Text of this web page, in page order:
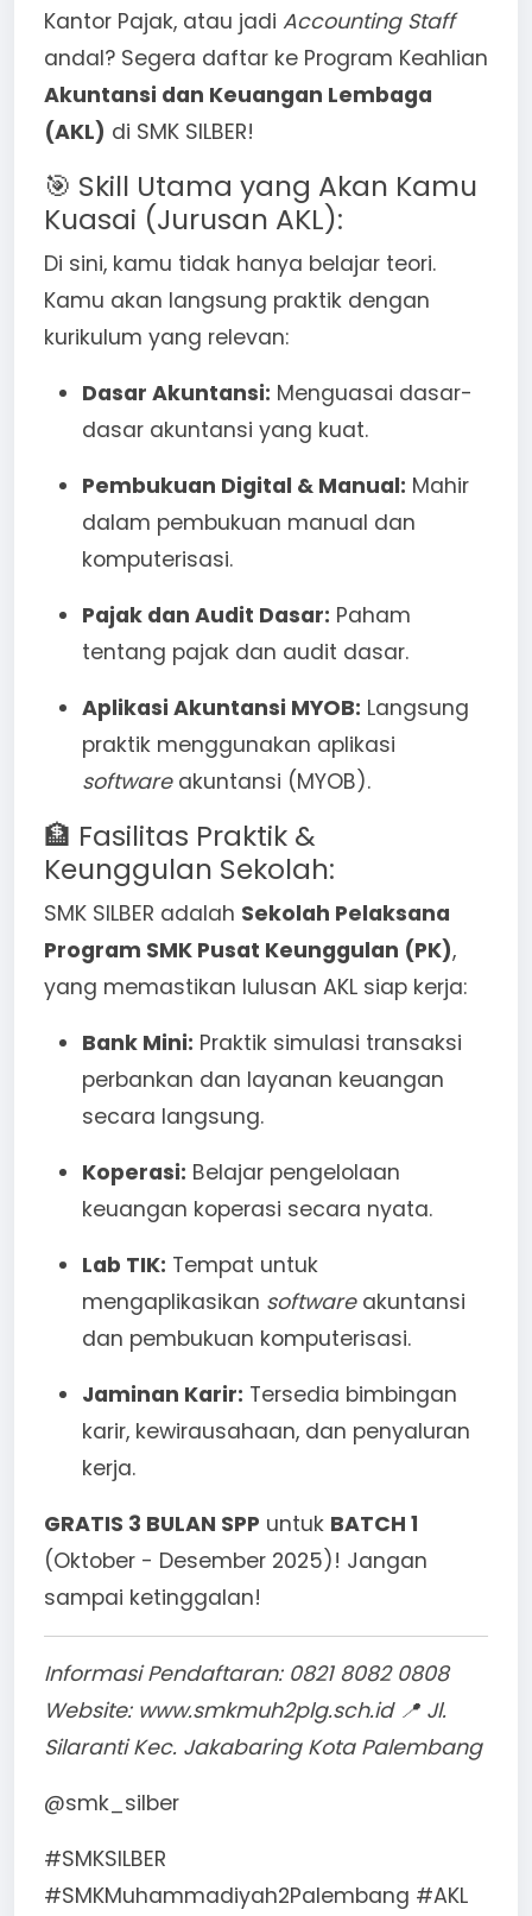
Kantor Pajak, atau jadi Accounting Staff
andal? Segera daftar ke Program Keahlian
Akuntansi dan Keuangan Lembaga
(AKL) di SMK SILBER!
🎯 Skill Utama yang Akan Kamu
Kuasai (Jurusan AKL):
Di sini, kamu tidak hanya belajar teori.
Kamu akan langsung praktik dengan
kurikulum yang relevan:
Dasar Akuntansi: Menguasai dasar-
dasar akuntansi yang kuat.
Pembukuan Digital & Manual: Mahir
dalam pembukuan manual dan
komputerisasi.
Pajak dan Audit Dasar: Paham
tentang pajak dan audit dasar.
Aplikasi Akuntansi MYOB: Langsung
praktik menggunakan aplikasi
softwareakuntansi (MYOB).
🏦 Fasilitas Praktik &
Keunggulan Sekolah:
SMK SILBER adalah Sekolah Pelaksana
Program SMK Pusat Keunggulan (PK),
yang memastikan lulusan AKL siap kerja:
Bank Mini: Praktik simulasi transaksi
perbankan dan layanan keuangan
secara langsung.
Koperasi: Belajar pengelolaan
keuangan koperasi secara nyata.
Lab TIK: Tempat untuk
mengaplikasikan softwareakuntansi
dan pembukuan komputerisasi.
Jaminan Karir: Tersedia bimbingan
karir, kewirausahaan, dan penyaluran
kerja.
GRATIS 3 BULAN SPP untuk BATCH 1
(Oktober - Desember 2025)! Jangan
sampai ketinggalan!
Informasi Pendaftaran: 0821 8082 0808
Website: www.smkmuh2plg.sch.id 📍 Jl.
Silaranti Kec. Jakabaring Kota Palembang
@smk_silber
#SMKSILBER
#SMKMuhammadiyah2Palembang #AKL